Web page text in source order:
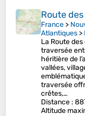
Route
France >
Atlantiques >
La Route
traversée
héritière de
vallées,
traversée
crêtes,…
Distance :
Altitude